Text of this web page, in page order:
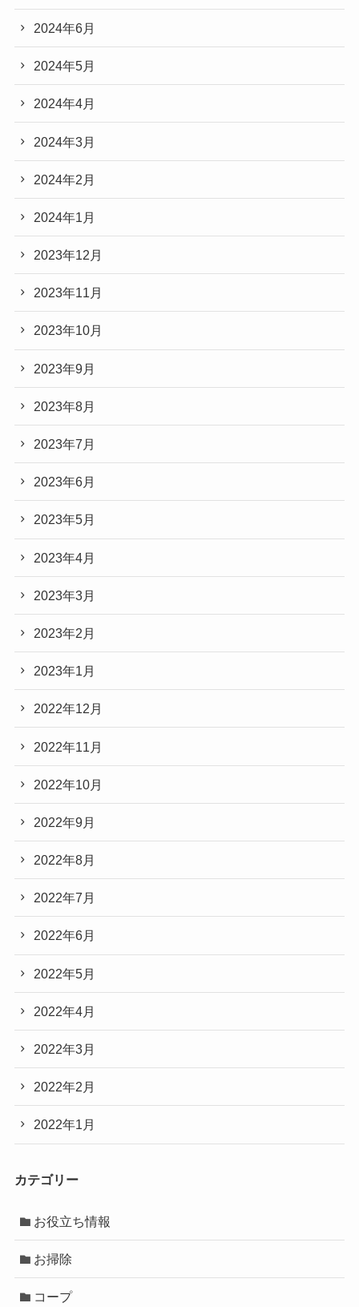
2024年6月
2024年5月
2024年4月
2024年3月
2024年2月
2024年1月
2023年12月
2023年11月
2023年10月
2023年9月
2023年8月
2023年7月
2023年6月
2023年5月
2023年4月
2023年3月
2023年2月
2023年1月
2022年12月
2022年11月
2022年10月
2022年9月
2022年8月
2022年7月
2022年6月
2022年5月
2022年4月
2022年3月
2022年2月
2022年1月
カテゴリー
お役立ち情報
お掃除
コープ